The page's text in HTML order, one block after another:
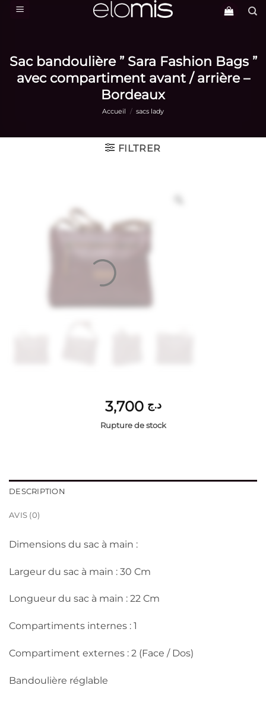
Passer
Sac bandoulière ” Sara Fashion Bags ”
avec compartiment avant / arrière –
Bordeaux
Accueil / sacs lady
FILTRER
د.ج 3,700
Rupture de stock
DESCRIPTION
AVIS (0)
Dimensions du sac à main :
Largeur du sac à main : 30 Cm
Longueur du sac à main : 22 Cm
Compartiments internes : 1
Compartiment externes : 2 (Face / Dos)
Bandoulière réglable